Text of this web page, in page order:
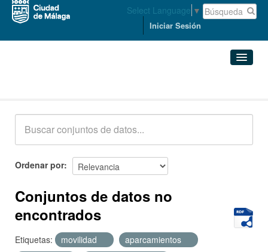
Select Language ▼
Iniciar Sesión
Acerca de
Ordenar por
Conjuntos de datos no
encontrados
Etiquetas: movilidad
aparcamientos